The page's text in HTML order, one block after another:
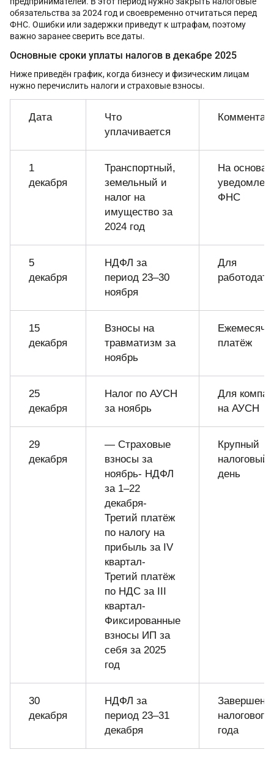
обязательства за 2024 год и своевременно отчитаться перед
ФНС. Ошибки или задержки приведут к штрафам, поэтому
важно заранее сверить все даты.
Основные сроки уплаты налогов в декабре 2025
Ниже приведён график, когда бизнесу и физическим лицам
нужно перечислить налоги и страховые взносы.
Дата
Что
уплачивается
1
декабря
Транспортный,
земельный и
налог на
имущество за
2024 год
На
ФНС
5
декабря
НДФЛ за
период 23–30
ноября
Для
15
декабря
Взносы на
травматизм за
ноябрь
платёж
25
декабря
Налог по АУСН
за ноябрь
Для
на АУСН
29
декабря
— Страховые
взносы за
ноябрь- НДФЛ
за 1–22
декабря-
Третий платёж
по налогу на
прибыль за IV
квартал-
Третий платёж
по НДС за III
квартал-
Фиксированные
взносы ИП за
себя за 2025
год
Крупный
налоговый
день
30
декабря
НДФЛ за
период 23–31
декабря
налогового
года